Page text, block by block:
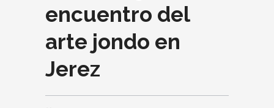
encuentro del
arte jondo en
Jerez